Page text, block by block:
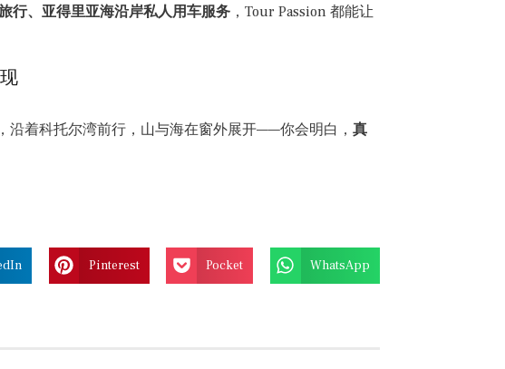
行、亚得里亚海沿岸私人用车服务 ，Tour Passion 都能让
沿着科托尔湾前行，山与海在窗外展开——你会明白， 真
Pinterest Pocket WhatsApp